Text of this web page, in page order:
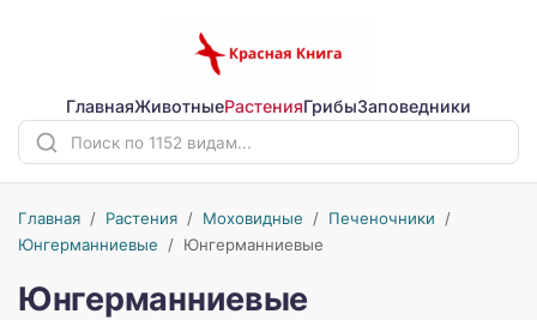
ГлавнаяЖивотныеРастенияГрибыЗаповедники
Главная / Растения / Моховидные / Печеночники /
Юнгерманниевые / Юнгерманниевые
Юнгерманниевые